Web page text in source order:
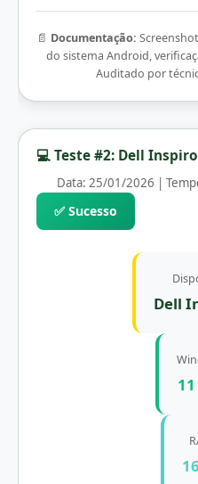
📄 Documentação:
do sistema Android,
Auditado por
💻 Teste #2: Dell
Data: 25/01/2026 |
✅ Sucesso
Dell